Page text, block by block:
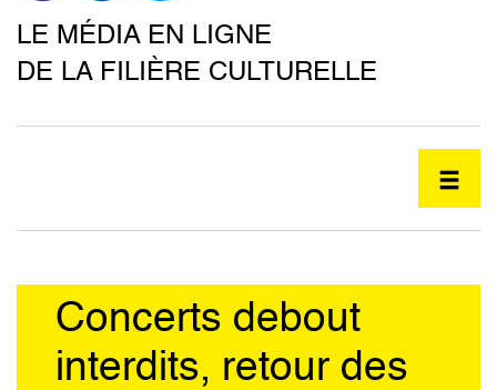
LE MÉDIA EN LIGNE
DE LA FILIÈRE CULTURELLE
Concerts debout
interdits, retour des